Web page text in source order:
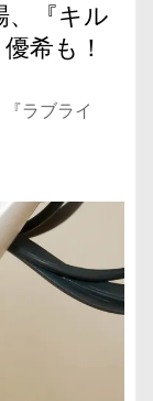
、『キル
希も！
ラブライ